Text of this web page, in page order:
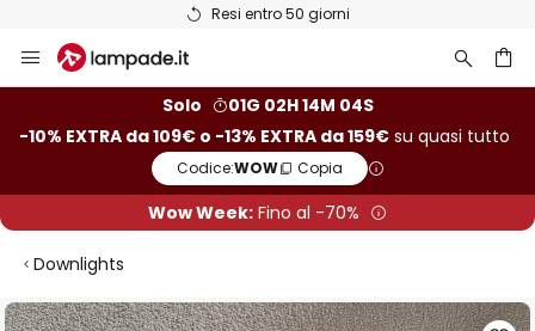
Resi entro 50 giorni
Salta
al
Solo
01G 02H 14M 04S
-10% EXTRA da 109€ o -13% EXTRA da 159€ su quasi tutto
Codice:WOW Copia
Wow Week: Fino al -70%
Downlights
Vai